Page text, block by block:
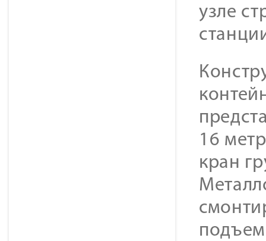
узле
16
кран